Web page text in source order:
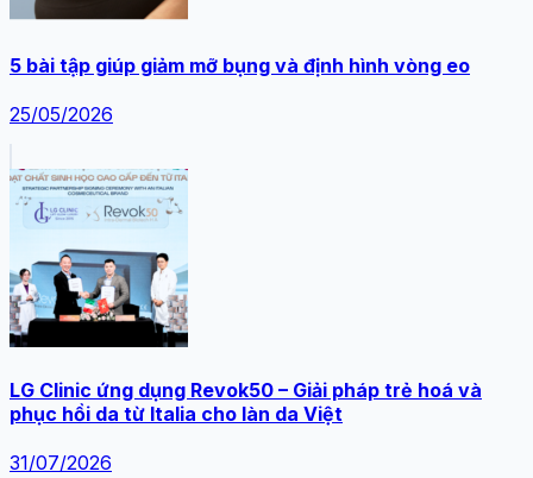
5 bài tập giúp giảm mỡ bụng và định hình vòng eo
25/05/2026
LG Clinic ứng dụng Revok50 – Giải pháp trẻ hoá và
phục hồi da từ Italia cho làn da Việt
31/07/2026